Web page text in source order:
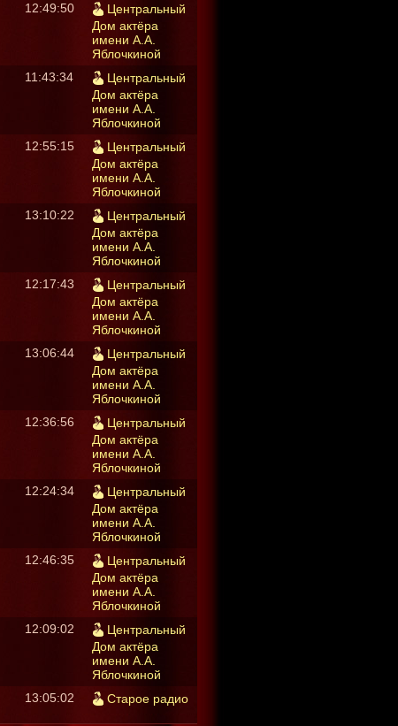
12:49:50
Центральный
Дом актёра
имени А.А.
Яблочкиной
11:43:34
Центральный
Дом актёра
имени А.А.
Яблочкиной
12:55:15
Центральный
Дом актёра
имени А.А.
Яблочкиной
13:10:22
Центральный
Дом актёра
имени А.А.
Яблочкиной
12:17:43
Центральный
Дом актёра
имени А.А.
Яблочкиной
13:06:44
Центральный
Дом актёра
имени А.А.
Яблочкиной
12:36:56
Центральный
Дом актёра
имени А.А.
Яблочкиной
12:24:34
Центральный
Дом актёра
имени А.А.
Яблочкиной
12:46:35
Центральный
Дом актёра
имени А.А.
Яблочкиной
12:09:02
Центральный
Дом актёра
имени А.А.
Яблочкиной
13:05:02 Старое радио